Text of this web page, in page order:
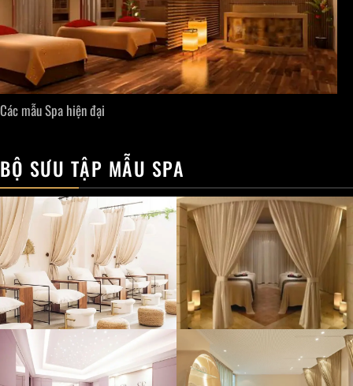
Các mẫu Spa hiện đại
BỘ SƯU TẬP MẪU SPA